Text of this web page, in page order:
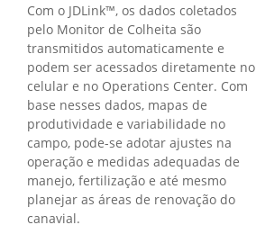
Com o JDLink™, os dados coletados
pelo Monitor de Colheita são
transmitidos automaticamente e
podem ser acessados diretamente no
celular e no Operations Center. Com
base nesses dados, mapas de
produtividade e variabilidade no
campo, pode-se adotar ajustes na
operação e medidas adequadas de
manejo, fertilização e até mesmo
planejar as áreas de renovação do
canavial.